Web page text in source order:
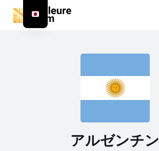
アルゼンチン